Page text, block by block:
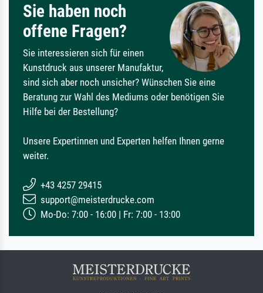
Sie haben noch
offene Fragen?
Sie interessieren sich für einen
Kunstdruck aus unserer Manufaktur,
sind sich aber noch unsicher? Wünschen Sie eine
Beratung zur Wahl des Mediums oder benötigen Sie
Hilfe bei der Bestellung?
Unsere Expertinnen und Experten helfen Ihnen gerne
weiter.
+43 4257 29415
support@meisterdrucke.com
Mo-Do: 7:00 - 16:00 | Fr: 7:00 - 13:00